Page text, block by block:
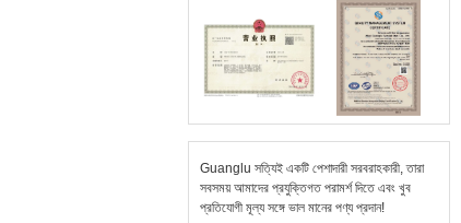
Guanglu সত্যিই একটি পেশাদারী সরবরাহকারী, তারা
সবসময় আমাদের প্রযুক্তিগত পরামর্শ দিতে এবং খুব
প্রতিযোগী মূল্য সঙ্গে ভাল মানের পণ্য প্রদান!